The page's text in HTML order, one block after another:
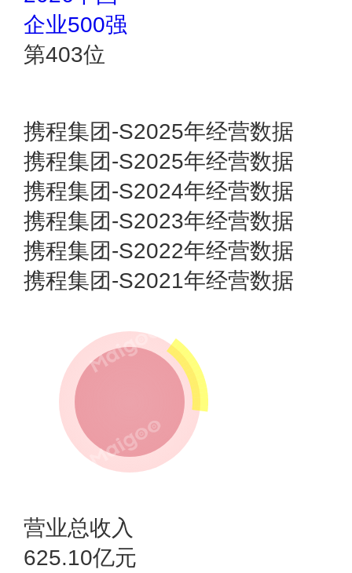
企业500强
第403位
携程集团-S2025年经营数据
携程集团-S2025年经营数据
携程集团-S2024年经营数据
携程集团-S2023年经营数据
携程集团-S2022年经营数据
携程集团-S2021年经营数据
营业总收入
625.10亿元